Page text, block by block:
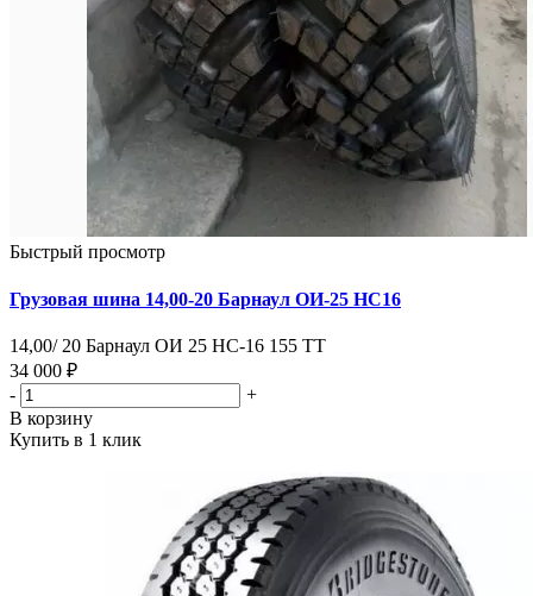
Быстрый просмотр
Грузовая шина 14,00-20 Барнаул ОИ-25 НС16
14,00/ 20 Барнаул ОИ 25 НС-16 155 ТТ
34 000 ₽
-
+
В корзину
Купить в 1 клик